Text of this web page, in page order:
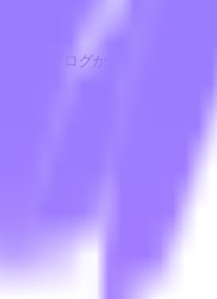
書、ブログから選択できます